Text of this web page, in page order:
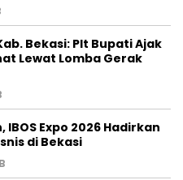
Bekasi: Plt Bupati Ajak
Lewat Lomba Gerak
Expo 2026 Hadirkan
di Bekasi